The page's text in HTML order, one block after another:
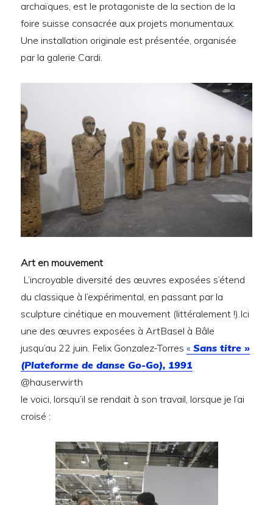
archaïques, est le protagoniste de la section de la
foire suisse consacrée aux projets monumentaux.
Une installation originale est présentée, organisée
par la galerie Cardi.
Art en mouvement
L’incroyable diversité des œuvres exposées s’étend
du classique à l’expérimental, en passant par la
sculpture cinétique en mouvement (littéralement !).Ici
une des œuvres exposées à ArtBasel à Bâle
jusqu’au 22 juin. Felix Gonzalez-Torres«Sans titre »
(Plateforme de danse Go-Go), 1991
@hauserwirth
le voici, lorsqu’il se rendait à son travail, lorsque je l’ai
croisé :